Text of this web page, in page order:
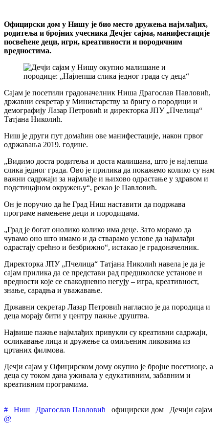
Официрски дом у Нишу је био место дружења најмлађих,
родитеља и бројних учесника Дечјег сајма, манифестације
посвећене деци, игри, креативности и породичним
вредностима.
Сајам је посетили градоначелник Ниша Драгослав Павловић,
државни секретар у Министарству за бригу о породици и
демографију Лазар Петровић и директорка ЈПУ „Пчелица“
Татјана Николић.
Ниш је други пут домаћин ове манифестације, након првог
одржавања 2019. године.
„Видимо доста родитеља и доста малишана, што је најлепша
слика једног града. Ово је прилика да покажемо колико су нам
важни садржаји за најмлађе и њихово одрастање у здравом и
подстицајном окружењу“, рекао је Павловић.
Он је поручио да ће Град Ниш наставити да подржава
програме намењене деци и породицама.
„Град је богат онолико колико има деце. Зато морамо да
чувамо оно што имамо и да стварамо услове да најмлађи
одрастају срећно и безбрижно“, истакао је градоначелник.
Директорка ЈПУ „Пчелица“ Татјана Николић навела је да је
сајам прилика да се представи рад предшколске установе и
вредности које се свакодневно негују – игра, креативност,
знање, сарадња и уважавање.
Државни секретар Лазар Петровић нагласио је да породица и
деца морају бити у центру пажње друштва.
Највише пажње најмлађих привукли су креативни садржаји,
осликавање лица и дружење са омиљеним ликовима из
цртаних филмова.
Дечји сајам у Официрском дому окупио је бројне посетиоце, а
деца су током дана уживала у едукативним, забавним и
креативним програмима.
# Ниш Драгослав Павловић официрски дом
Дечији сајам
@